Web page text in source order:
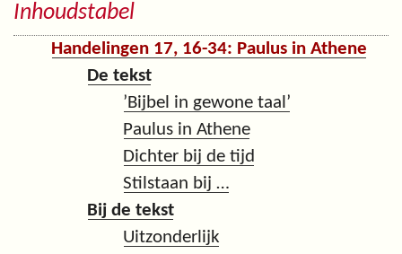
Inhoudstabel
Handelingen 17, 16-34: Paulus in Athene
De tekst
’Bijbel in gewone taal’
Paulus in Athene
Dichter bij de tijd
Stilstaan bij …
Bij de tekst
Uitzonderlijk